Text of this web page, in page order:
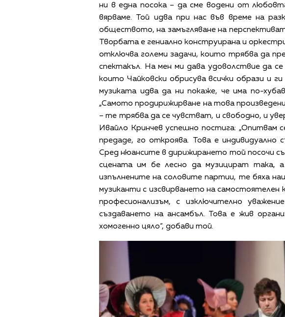
ни в една посока – да сме водени от
вярваме. Той идва при нас във време на
обществото, на замъгляване на
Творбата е гениално конструирана и
отключва големи задачи, които трябва да
спектакъл. На мен ми дава удоволствие да
които Чайковски обрисува всички образи и
музиката идва да ни покаже, че има по-
„Самото продирижирване на това
– те трябва да се чувстват, и свободно, и
Ивайло Кринчев успешно постига: „Опитвам
предаде, го откроява. Това е индивидуално
Сред нюансите в дирижирането той посочи
сцената им бе лесно да музицират така,
изпълнените на соловите партии, те бяха
музиканти с изсвирването на самостоятелен
професионализъм, с изключително
създаването на ансамбъл. Това е жив
хомогенно цяло“, добави той.